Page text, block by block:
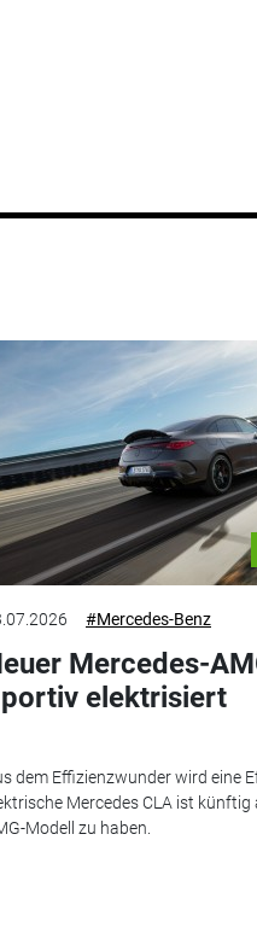
#Mercedes-Benz
Mercedes-
elektrisiert
dem Effizienzwunder wird eine
Mercedes CLA ist
Modell zu haben.